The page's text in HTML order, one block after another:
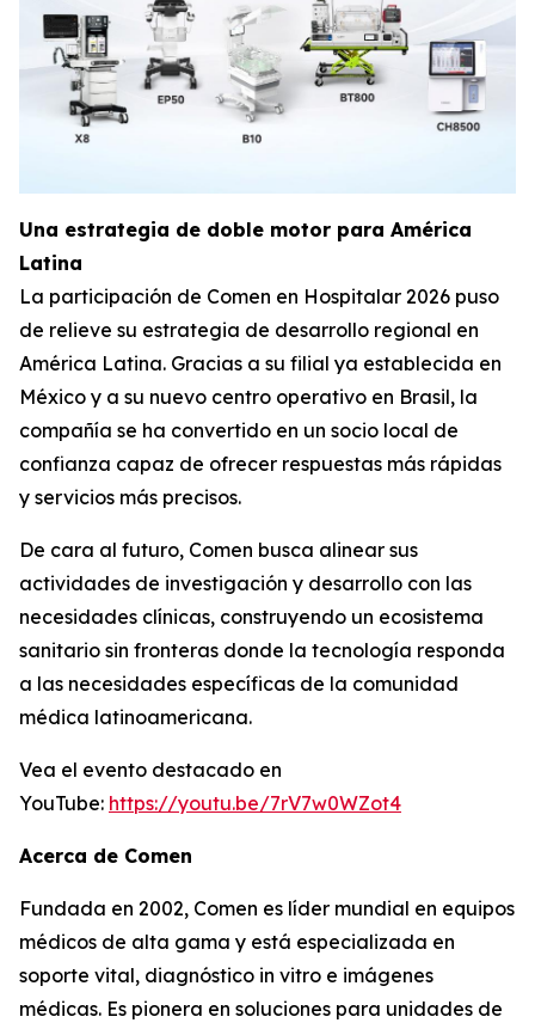
Una estrategia de doble motor para América
Latina
La participación de Comen en Hospitalar 2026 puso
de relieve su estrategia de desarrollo regional en
América Latina. Gracias a su filial ya establecida en
México y a su nuevo centro operativo en Brasil, la
compañía se ha convertido en un socio local de
confianza capaz de ofrecer respuestas más rápidas
y servicios más precisos.
De cara al futuro, Comen busca alinear sus
actividades de investigación y desarrollo con las
necesidades clínicas, construyendo un ecosistema
sanitario sin fronteras donde la tecnología responda
a las necesidades específicas de la comunidad
médica latinoamericana.
Vea el evento destacado en
YouTube: https://youtu.be/7rV7w0WZot4
Acerca de Comen
Fundada en 2002, Comen es líder mundial en equipos
médicos de alta gama y está especializada en
soporte vital, diagnóstico in vitro e imágenes
médicas. Es pionera en soluciones para unidades de